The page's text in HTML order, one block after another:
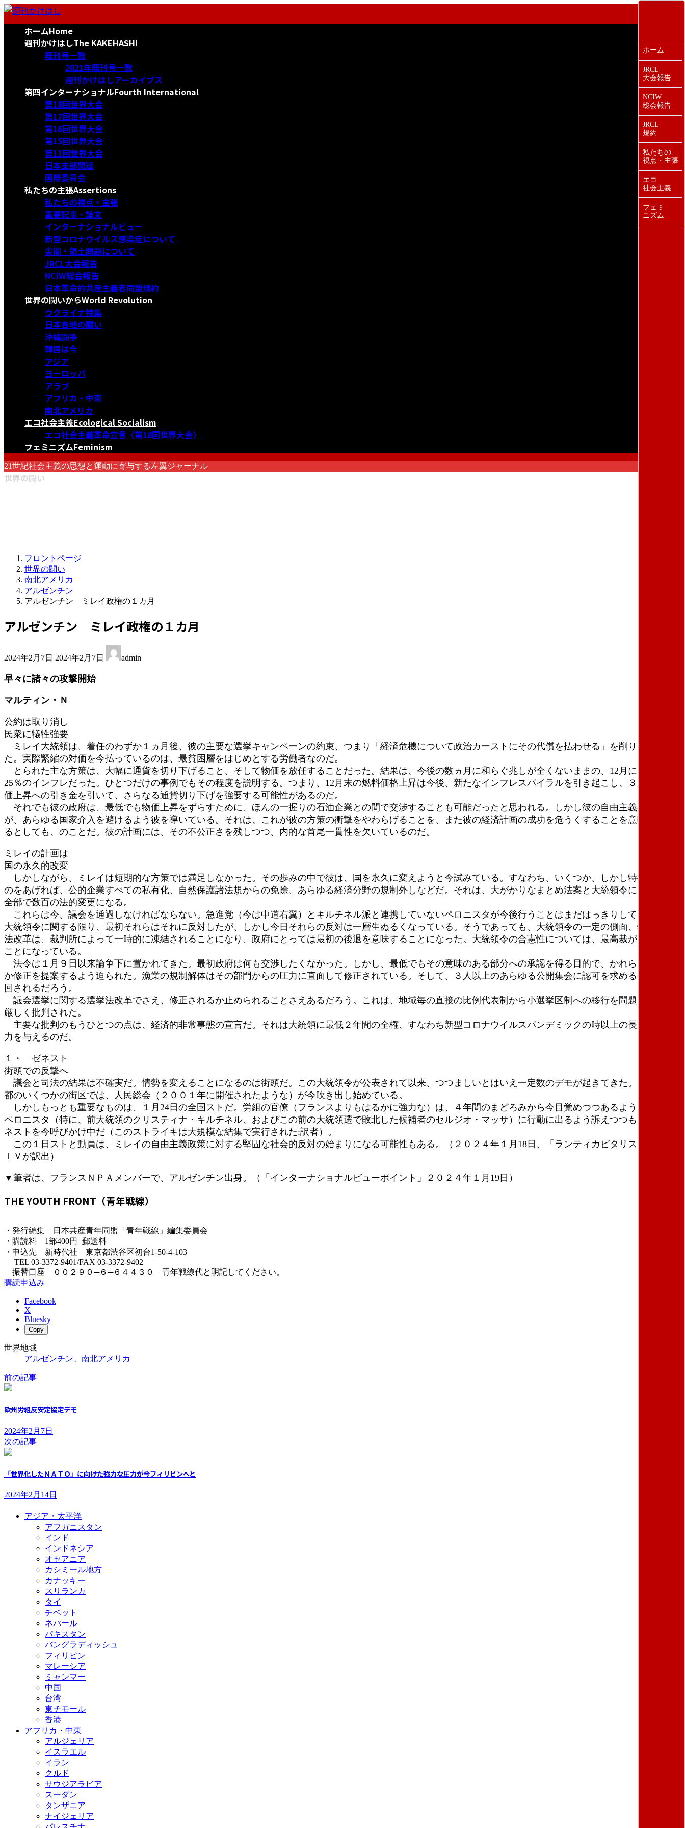
コ
ナ
ホームHome
週刊かけはしThe KAKEHASHI
既刊号一覧
2021年既刊号一覧
週刊かけはしアーカイブス
第四インターナショナルFourth International
第18回世界大会
第17回世界大会
第16回世界大会
第15回世界大会
第11回世界大会
日本支部関連
国際委員会
私たちの主張Assertions
私たちの視点・主張
重要記事・論文
インターナショナルビュー
新型コロナウイルス感染症について
尖閣・領土問題について
JRCL大会報告
NCIW総会報告
日本革命的共産主義者同盟規約
世界の闘いからWorld Revolution
ウクライナ特集
日本各地の闘い
沖縄闘争
韓国は今
アジア
ヨーロッパ
アラブ
アフリカ・中東
南北アメリカ
エコ社会主義Ecological Socialism
エコ社会主義革命宣言〈第18回世界大会〉
フェミニズムFeminism
21世紀社会主義の思想と運動に寄与する左翼ジャーナル
世界の闘い
フロントページ
世界の闘い
南北アメリカ
アルゼンチン
アルゼンチン ミレイ政権の１カ月
アルゼンチン ミレイ政権の１カ月
2024年2月7日 終
新
時
2024年2月7日 admin
早々に諸々の攻撃開始
マルティン・Ｎ
公約は取り消し
民衆に犠牲強要
ミレイ大統領は、着任のわずか１ヵ月後、彼の主要な選挙キャンペーンの約束、つまり「経済危機について政治カーストにその代償を払わせる」を削り落とし
た。実際緊縮の対価を今払っているのは、最貧困層をはじめとする労働者なのだ。
とられた主な方策は、大幅に通貨を切り下げること、そして物価を放任することだった。結果は、今後の数ヵ月に和らぐ兆しが全くないままの、12月における
25％のインフレだった。ひとつだけの事例でもその程度を説明する。つまり、12月末の燃料価格上昇は今後、新たなインフレスパイラルを引き起こし、３度目の物
価上昇への引き金を引いて、さらなる通貨切り下げを強要する可能性があるのだ。
それでも彼の政府は、最低でも物価上昇をずらすために、ほんの一握りの石油企業との間で交渉することも可能だったと思われる。しかし彼の自由主義の教条
が、あらゆる国家介入を避けるよう彼を導いている。それは、これが彼の方策の衝撃をやわらげることを、また彼の経済計画の成功を危うくすることを意味してい
るとしても、のことだ。彼の計画には、その不公正さを残しつつ、内的な首尾一貫性を欠いているのだ。
ミレイの計画は
国の永久的改変
しかしながら、ミレイは短期的な方策では満足しなかった。その歩みの中で彼は、国を永久に変えようと今試みている。すなわち、いくつか、しかし特徴的なも
のをあげれば、公的企業すべての私有化、自然保護諸法規からの免除、あらゆる経済分野の規制外しなどだ。それは、大がかりなまとめ法案と大統領令にに基づく
全部で数百の法的変更になる。
これらは今、議会を通過しなければならない。急進党（今は中道右翼）とキルチネル派と連携していないペロニスタが今後行うことはまだはっきりしていない。
大統領令に関する限り、最初それらはそれに反対したが、しかし今日それらの反対は一層生ぬるくなっている。そうであっても、大統領令の一定の側面、特に労働
法改革は、裁判所によって一時的に凍結されることになり、政府にとっては最初の後退を意味することになった。大統領令の合憲性については、最高裁が判定する
ことになっている。
法令は１月９日以来論争下に置かれてきた。最初政府は何も交渉したくなかった。しかし、最低でもその意味のある部分への承認を得る目的で、かれらはいくつ
か修正を提案するよう迫られた。漁業の規制解体はその部門からの圧力に直面して修正されている。そして、３人以上のあらゆる公開集会に認可を求める条文も撤
回されるだろう。
議会選挙に関する選挙法改革でさえ、修正されるか止められることさえあるだろう。これは、地域毎の直接の比例代表制から小選挙区制への移行を問題にされ、
厳しく批判された。
主要な批判のもうひとつの点は、経済的非常事態の宣言だ。それは大統領に最低２年間の全権、すなわち新型コロナウイルスパンデミックの時以上の長期間と権
力を与えるのだ。
１・ ゼネスト
街頭での反撃へ
議会と司法の結果は不確実だ。情勢を変えることになるのは街頭だ。この大統領令が公表されて以来、つつましいとはいえ一定数のデモが起きてきた。そして首
都のいくつかの街区では、人民総会（２００１年に開催されたような）が今吹き出し始めている。
しかしもっとも重要なものは、１月24日の全国ストだ。労組の官僚（フランスよりもはるかに強力な）は、４年間のまどろみから今目覚めつつあるように見え、
ペロニスタ（特に、前大統領のクリスティナ・キルチネル、およびこの前の大統領選で敗北した候補者のセルジオ・マッサ）に行動に出るよう訴えつつも、１日ゼ
ネストを今呼びかけ中だ（このストライキは大規模な結集で実行された:訳者）。
この１日ストと動員は、ミレイの自由主義政策に対する堅固な社会的反対の始まりになる可能性もある。（２０２４年１月18日、「ランティカピタリスト」より
ＩＶが訳出）
▼筆者は、フランスＮＰＡメンバーで、アルゼンチン出身。（「インターナショナルビューポイント」２０２４年１月19日）
THE YOUTH FRONT（青年戦線）
・発行編集 日本共産青年同盟「青年戦線」編集委員会
・購読料 1部400円+郵送料
・申込先 新時代社 東京都渋谷区初台1-50-4-103
TEL 03-3372-9401/FAX 03-3372-9402
振替口座 ００２９０─６─６４４３０ 青年戦線代と明記してください。
購読申込み
Facebook
X
Bluesky
Copy
世界地域
アルゼンチン
南北アメリカ
前の記事
欧州労組反安定協定デモ
2024年2月7日
次の記事
「世界化したＮＡＴＯ」に向けた強力な圧力が今フィリピンへと
2024年2月14日
アジア・太平洋
アフガニスタン
インド
インドネシア
オセアニア
カシミール地方
カナッキー
スリランカ
タイ
チベット
ネパール
パキスタン
バングラディッシュ
フィリピン
マレーシア
ミャンマー
中国
台湾
東チモール
香港
アフリカ・中東
アルジェリア
イスラエル
イラン
クルド
サウジアラビア
スーダン
タンザニア
ナイジェリア
ホーム
JRCL
大会報告
NCIW
総会報告
JRCL
規約
私たちの
視点・主張
エコ
社会主義
フェミ
ニズム